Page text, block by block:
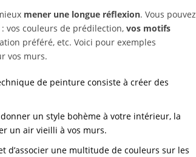
mener une longue réflexion. Vous pouvez
vos couleurs de prédilection, vos motifs
préféré, etc. Voici pour exemples
vos murs.
de peinture consiste à créer des
un style bohème à votre intérieur, la
un air vieilli à vos murs.
d’associer une multitude de couleurs sur les